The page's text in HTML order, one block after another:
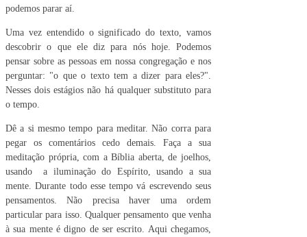
podemos parar aí.
Uma vez entendido o significado do texto, vamos
descobrir o que ele diz para nós hoje. Podemos
pensar sobre as pessoas em nossa congregação e nos
perguntar: "o que o texto tem a dizer para eles?".
Nesses dois estágios não há qualquer substituto para
o tempo.
Dê a si mesmo tempo para meditar. Não corra para
pegar os comentários cedo demais. Faça a sua
meditação própria, com a Bíblia aberta, de joelhos,
usando
a iluminação do Espírito, usando a sua
mente. Durante todo esse tempo vá escrevendo seus
pensamentos. Não precisa haver uma ordem
particular para isso. Qualquer pensamento que venha
à sua mente é digno de ser escrito. Aqui chegamos,